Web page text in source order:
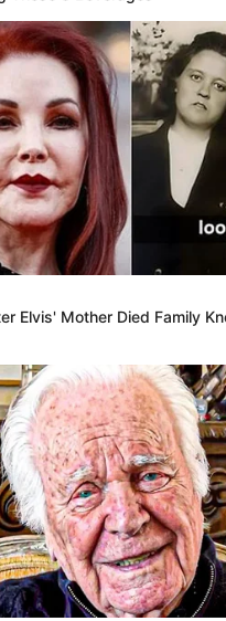
Elvis' Mother Died Family